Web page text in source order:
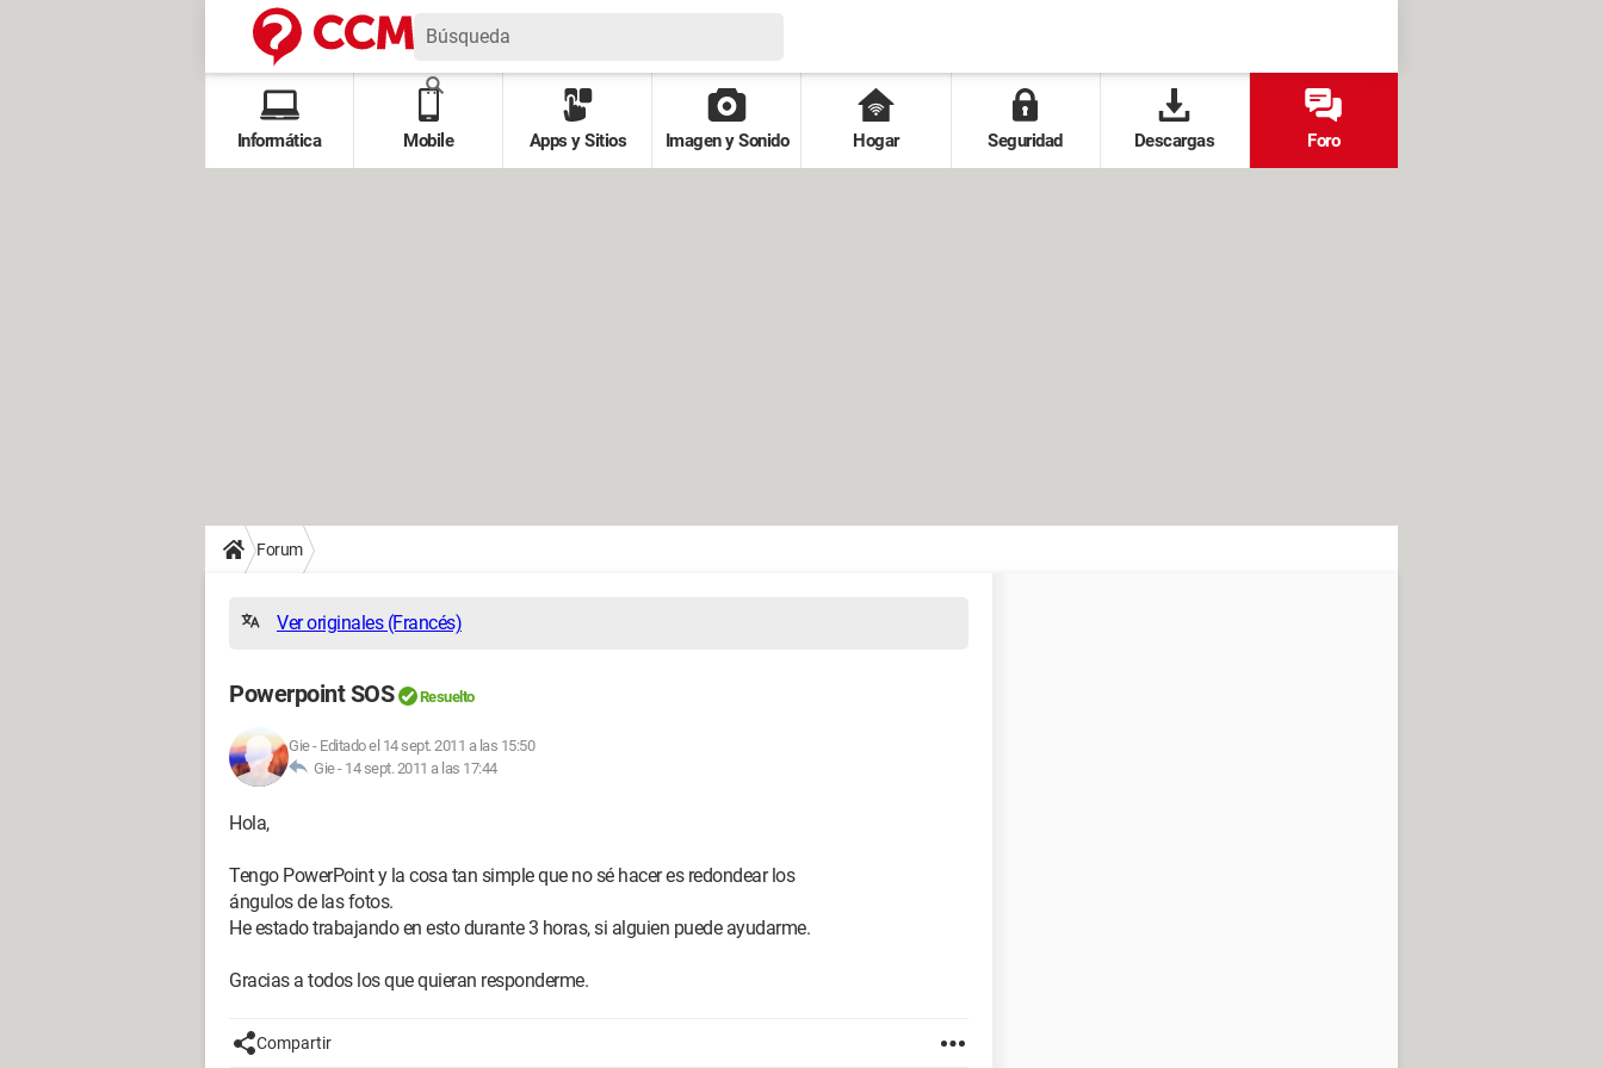
Informática Mobile Apps y Sitios Imagen y Sonido Hogar Seguridad Descargas Foro
Forum
Ver originales (Francés)
Powerpoint SOS Resuelto
Gie- Editado el 14 sept. 2011 a las 15:50
Gie - 14 sept. 2011 a las 17:44
Hola,
Tengo PowerPoint y la cosa tan simple que no sé hacer es redondear los
ángulos de las fotos.
He estado trabajando en esto durante 3 horas, si alguien puede ayudarme.
Gracias a todos los que quieran responderme.
Compartir